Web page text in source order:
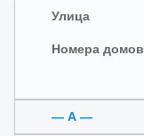
Улица
Номера домов
— А —